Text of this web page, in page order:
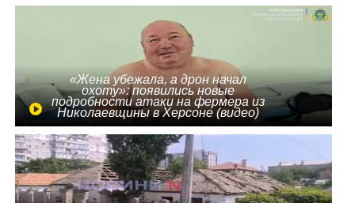
«Жена убежала, а дрон начал
охоту»: появились новые
подробности атаки на фермера из
Николаевщины в Херсоне (видео)